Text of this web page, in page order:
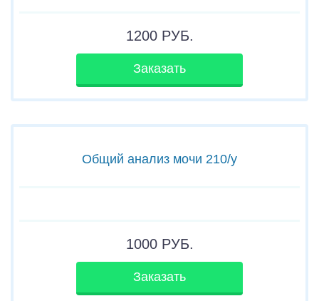
1200РУБ.
Заказать
Общий анализ мочи 210/у
1000РУБ.
Заказать